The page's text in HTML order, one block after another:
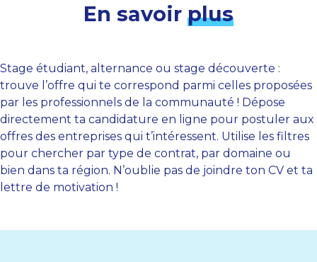
En savoir plus
Stage étudiant, alternance ou stage découverte :
trouve l’offre qui te correspond parmi celles proposées
par les professionnels de la communauté ! Dépose
directement ta candidature en ligne pour postuler aux
offres des entreprises qui t’intéressent. Utilise les filtres
pour chercher par type de contrat, par domaine ou
bien dans ta région. N’oublie pas de joindre ton CV et ta
lettre de motivation !